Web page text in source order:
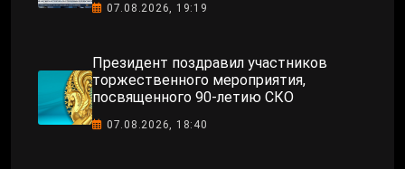
07.08.2026, 19:19
Президент поздравил участников
торжественного мероприятия,
посвященного 90-летию СКО
07.08.2026, 18:40